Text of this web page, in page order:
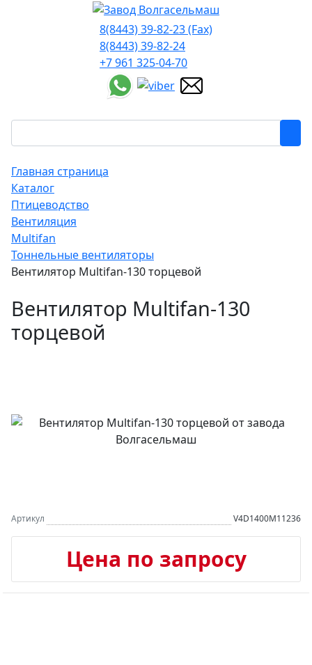
8(8443) 39-82-23 (Fax)
8(8443) 39-82-24
+7 961 325-04-70
Главная страница
Каталог
Птицеводство
Вентиляция
Multifan
Тоннельные вентиляторы
Вентилятор Multifan-130 торцевой
Вентилятор Multifan-130
торцевой
Артикул V4D1400M11236
Цена по запросу